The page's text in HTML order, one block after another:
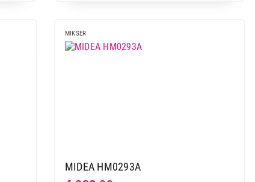
MIKSER
MIDEA HM0293A